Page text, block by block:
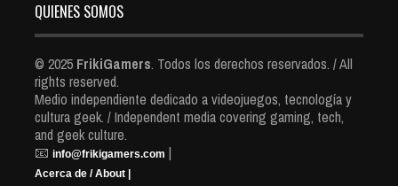
QUIENES SOMOS
© 2025 FrikiGamers. Todos los derechos reservados. / All
rights reserved.
Medio independiente dedicado a videojuegos, tecnología y
cultura geek. / Independent media covering gaming, tech,
and geek culture.
📧 info@frikigamers.com |
Acerca de / About |